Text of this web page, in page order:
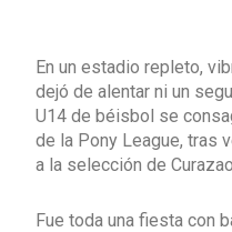
En un estadio repleto,
dejó de alentar ni un
U14 de béisbol se
de la Pony League, tras
a la selección de
Fue toda una fiesta con